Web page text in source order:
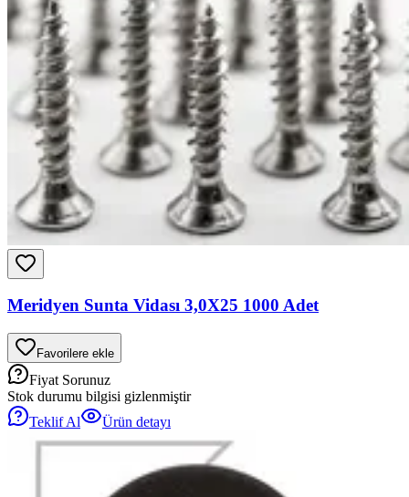
Meridyen Sunta Vidası 3,0X25 1000 Adet
Favorilere ekle
Fiyat Sorunuz
Stok durumu bilgisi gizlenmiştir
Teklif Al
Ürün detayı